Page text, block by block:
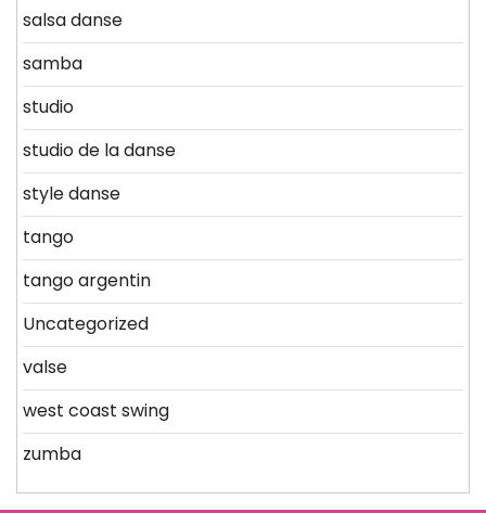
salsa danse
samba
studio
studio de la danse
style danse
tango
tango argentin
Uncategorized
valse
west coast swing
zumba